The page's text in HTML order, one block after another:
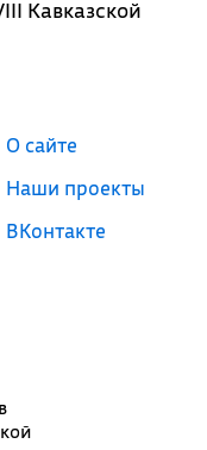
Кавказской
О сайте
Наши проекты
ВКонтакте